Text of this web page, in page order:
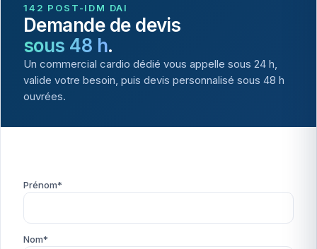
142 POST-IDM DAI
Demande de devis
sous 48 h.
Un commercial cardio dédié vous appelle sous 24 h,
valide votre besoin, puis devis personnalisé sous 48 h
ouvrées.
Prénom*
Nom*